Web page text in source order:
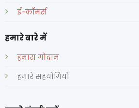
ई-कॉमर्स
हमारे बारे में
हमारा गोदाम
हमारे सहयोगियों